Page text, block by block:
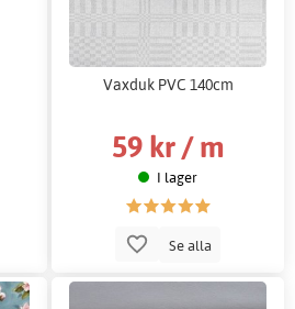
Vaxduk PVC 140cm
59 kr / m
I lager
Se alla